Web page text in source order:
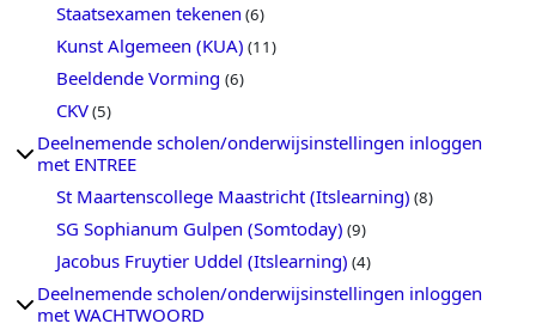
Staatsexamen tekenen (6)
Kunst Algemeen (KUA) (11)
Beeldende Vorming (6)
CKV(5)
Deelnemende scholen/onderwijsinstellingen inloggen
met ENTREE
St Maartenscollege Maastricht (Itslearning) (8)
SG Sophianum Gulpen (Somtoday) (9)
Jacobus Fruytier Uddel (Itslearning) (4)
Deelnemende scholen/onderwijsinstellingen inloggen
met WACHTWOORD